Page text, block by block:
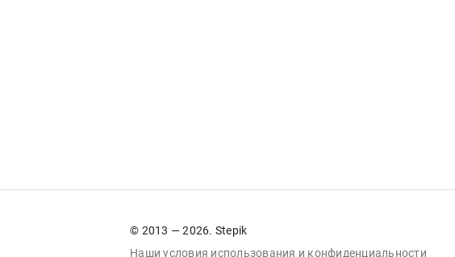
© 2013 — 2026. Stepik
Наши условия использования и конфиденциальности